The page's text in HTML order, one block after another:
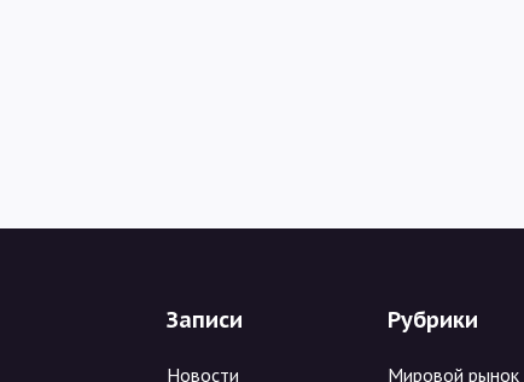
Записи
Новости
Рубрики
Мировой рынок